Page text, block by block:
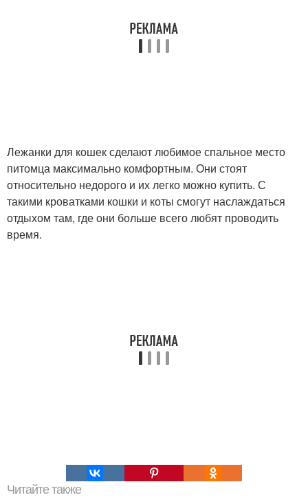
Лежанки для кошек сделают любимое спальное место
питомца максимально комфортным. Они стоят
относительно недорого и их легко можно купить. С
такими кроватками кошки и коты смогут наслаждаться
отдыхом там, где они больше всего любят проводить
время.
Читайте также